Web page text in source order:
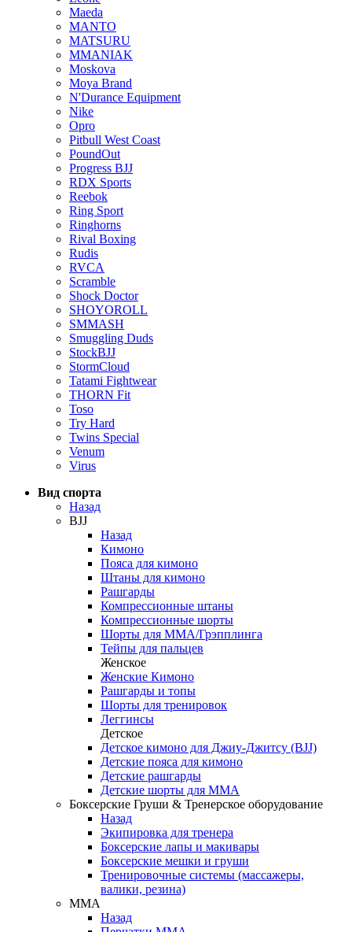
Maeda
MANTO
MATSURU
MMANIAK
Moskova
Moya Brand
N'Durance Equipment
Nike
Opro
Pitbull West Coast
PoundOut
Progress BJJ
RDX Sports
Reebok
Ring Sport
Ringhorns
Rival Boxing
Rudis
RVCA
Scramble
Shock Doctor
SHOYOROLL
SMMASH
Smuggling Duds
StockBJJ
StormCloud
Tatami Fightwear
THORN Fit
Toso
Try Hard
Twins Special
Venum
Virus
Вид спорта
Назад
BJJ
Назад
Кимоно
Пояса для кимоно
Штаны для кимоно
Рашгарды
Компрессионные штаны
Компрессионные шорты
Шорты для ММА/Грэпплинга
Тейпы для пальцев
Женское
Женские Кимоно
Рашгарды и топы
Шорты для тренировок
Леггинсы
Детское
Детское кимоно для Джиу-Джитсу (BJJ)
Детские пояса для кимоно
Детские рашгарды
Детские шорты для ММА
Боксерские Груши & Тренерское оборудование
Назад
Экипировка для тренера
Боксерские лапы и макивары
Боксерские мешки и груши
Тренировочные системы (массажеры,
валики, резина)
ММА
Назад